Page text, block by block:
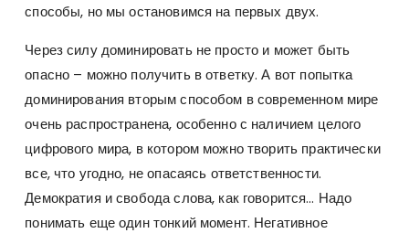
способы, но мы остановимся на первых двух.
Через силу доминировать не просто и может быть
опасно – можно получить в ответку. А вот попытка
доминирования вторым способом в современном мире
очень распространена, особенно с наличием целого
цифрового мира, в котором можно творить практически
все, что угодно, не опасаясь ответственности.
Демократия и свобода слова, как говорится… Надо
понимать еще один тонкий момент. Негативное